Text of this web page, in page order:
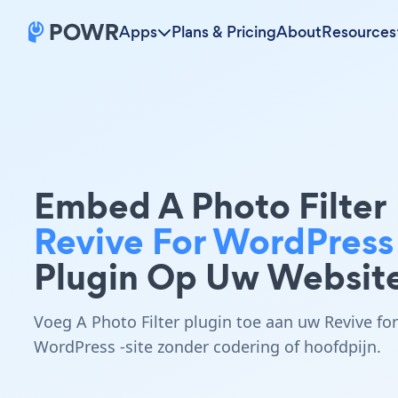
Apps Plans & PricingAboutResources
Embed A Photo Filter
Revive For WordPress
Plugin Op Uw
Voeg A Photo Filter plugin toe aan uw Revive for
WordPress -site zonder codering of hoofdpijn.